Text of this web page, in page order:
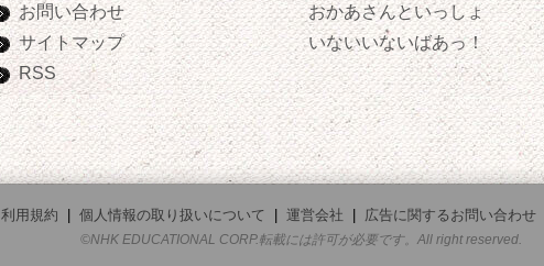
お問い合わせ
サイトマップ
RSS
おかあさんといっしょ
いないいないばあっ！
利用規約 個人情報の取り扱いについて 運営会社
広告に関するお問い合わせ
©NHK EDUCATIONAL CORP.転載には許可が必要です。All right reserved.